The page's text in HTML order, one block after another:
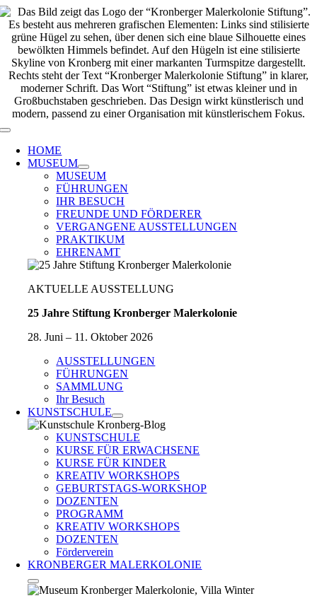
Zum
Inhalt
springen
Toggle
Navigation
HOME
MUSEUM
MUSEUM
FÜHRUNGEN
IHR BESUCH
FREUNDE UND FÖRDERER
VERGANGENE AUSSTELLUNGEN
PRAKTIKUM
EHRENAMT
AKTUELLE AUSSTELLUNG
25 Jahre Stiftung Kronberger Malerkolonie
28. Juni – 11. Oktober 2026
AUSSTELLUNGEN
FÜHRUNGEN
SAMMLUNG
Ihr Besuch
KUNSTSCHULE
KUNSTSCHULE
KURSE FÜR ERWACHSENE
KURSE FÜR KINDER
KREATIV WORKSHOPS
GEBURTSTAGS-WORKSHOP
DOZENTEN
PROGRAMM
KREATIV WORKSHOPS
DOZENTEN
Förderverein
KRONBERGER MALERKOLONIE